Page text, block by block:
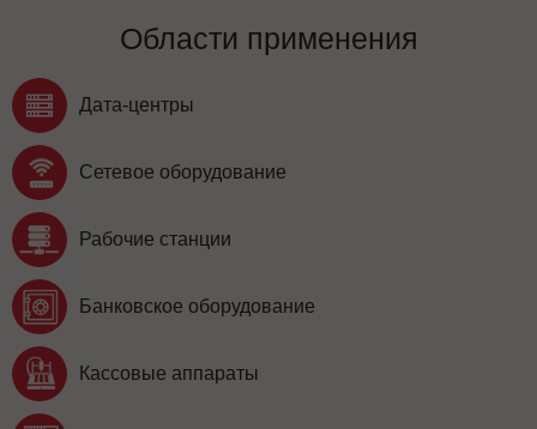
Области применения
Дата-центры
Сетевое оборудование
Рабочие станции
Банковское оборудование
Кассовые аппараты